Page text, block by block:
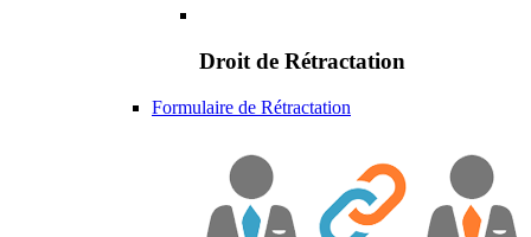
Droit de Rétractation
Formulaire de Rétractation